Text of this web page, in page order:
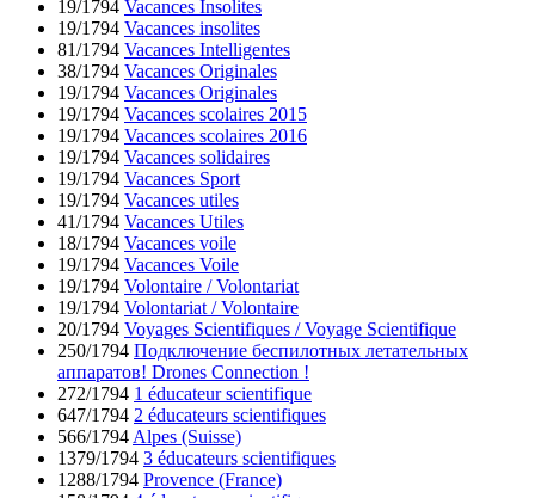
19/1794 Vacances Insolites
19/1794 Vacances insolites
81/1794 Vacances Intelligentes
38/1794 Vacances Originales
19/1794 Vacances Originales
19/1794 Vacances scolaires 2015
19/1794 Vacances scolaires 2016
19/1794 Vacances solidaires
19/1794 Vacances Sport
19/1794 Vacances utiles
41/1794 Vacances Utiles
18/1794 Vacances voile
19/1794 Vacances Voile
19/1794 Volontaire / Volontariat
19/1794 Volontariat / Volontaire
20/1794 Voyages Scientifiques / Voyage Scientifique
250/1794 Подключение беспилотных летательных
аппаратов! Drones Connection !
272/1794 1 éducateur scientifique
647/1794 2 éducateurs scientifiques
566/1794 Alpes (Suisse)
1379/1794 3 éducateurs scientifiques
1288/1794 Provence (France)